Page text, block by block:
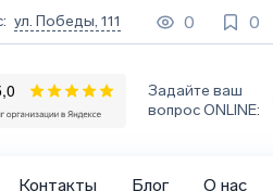
ул. Победы, 111 0 0
Задайте ваш
вопрос ONLINE:
Контакты Блог О нас